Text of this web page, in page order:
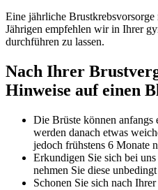
Eine jährliche
Jährigen empfehlen wir in Ihrer
durchführen zu lassen.
Nach Ihrer
Hinweise auf einen
Die Brüste können anfangs
werden danach etwas
jedoch frühstens 6 Monate
Erkundigen Sie sich bei
nehmen Sie diese
Schonen Sie sich nach